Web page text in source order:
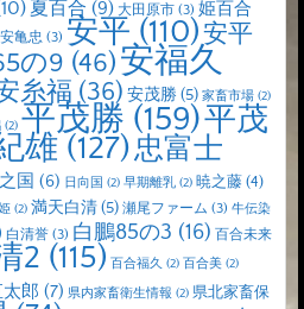
夏百合 (9) 大田原市 (3) 姫百合
安亀忠 (3) 安平 (110)安平
の9 (46)安福久
糸福 (36) 安茂勝 (5) 家畜市場 (2)
(2) 平茂勝 (159)平茂
雄 (127)忠富士
国 (6) 日向国 (2) 早期離乳 (2) 暁之藤 (4)
(2) 満天白清(5) 瀬尾ファーム (3) 牛伝染
白清誉 (3) 白鵬85の3 (16) 百合未来
2 (115) 百合福久 (2) 百合美 (2)
郎 (7) 県内家畜衛生情報 (2) 県北家畜保